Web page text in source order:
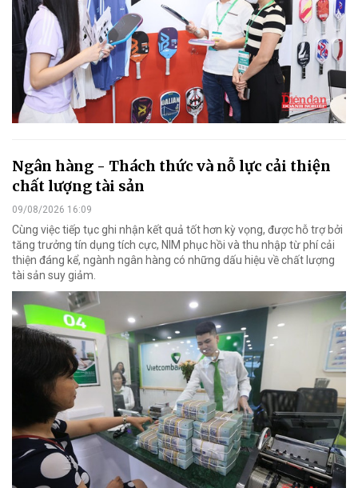
Ngân hàng - Thách thức và nỗ lực cải thiện
chất lượng tài sản
09/08/2026 16:09
Cùng việc tiếp tục ghi nhận kết quả tốt hơn kỳ vọng, được hỗ trợ bởi
tăng trưởng tín dụng tích cực, NIM phục hồi và thu nhập từ phí cải
thiện đáng kể, ngành ngân hàng có những dấu hiệu về chất lượng
tài sản suy giảm.